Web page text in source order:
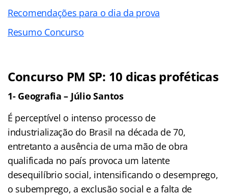
Recomendações para o dia da prova
Resumo Concurso
Concurso PM SP: 10 dicas proféticas
1- Geografia – Júlio Santos
É perceptível o intenso processo de
industrialização do Brasil na década de 70,
entretanto a ausência de uma mão de obra
qualificada no país provoca um latente
desequilíbrio social, intensificando o desemprego,
o subemprego, a exclusão social e a falta de